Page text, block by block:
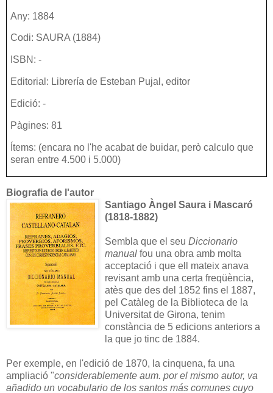
Any: 1884
Codi: SAURA (1884)
ISBN: -
Editorial: Librería de Esteban Pujal, editor
Edició: -
Pàgines: 81
Ítems: (encara no l'he acabat de buidar, però calculo que
seran entre 4.500 i 5.000)
Biografia de l'autor
Santiago Àngel Saura i Mascaró
(1818-1882)
Sembla que el seu Diccionario
manual fou una obra amb molta
acceptació i que ell mateix anava
revisant amb una certa freqüència,
atès que des del 1852 fins el 1887,
pel Catàleg de la Biblioteca de la
Universitat de Girona, tenim
constància de 5 edicions anteriors a
la que jo tinc de 1884.
Per exemple, en l'edició de 1870, la cinquena, fa una
ampliació "considerablemente aum. por el mismo autor, va
añadido un vocabulario de los santos más comunes cuyo